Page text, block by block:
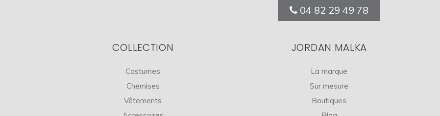
04 82 29 49 78
COLLECTION
Costumes
Chemises
Vêtements
JORDAN MALKA
La marque
Sur mesure
Boutiques